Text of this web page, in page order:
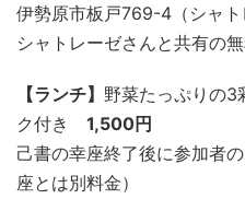
伊勢原市板戸769-4（シャト
シャトレーゼさんと共有の
【ランチ】 野菜たっぷりの3
ク付き 1,500円
己書の幸座終了後に参加者
座とは別料金）